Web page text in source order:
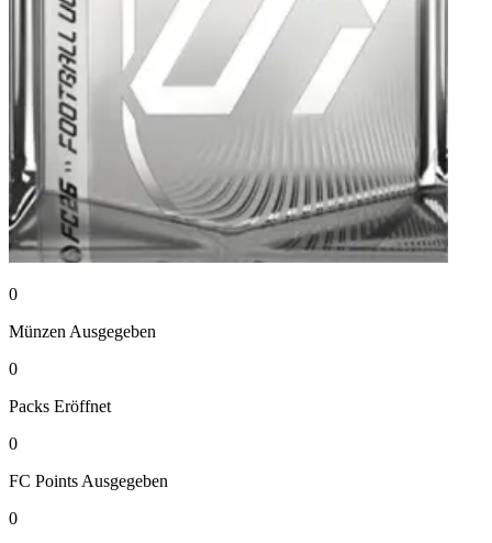
0
Münzen Ausgegeben
0
Packs Eröffnet
0
FC Points Ausgegeben
0